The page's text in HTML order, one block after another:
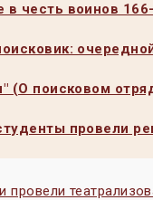
честь воинов
(О поисковом
провели
провели